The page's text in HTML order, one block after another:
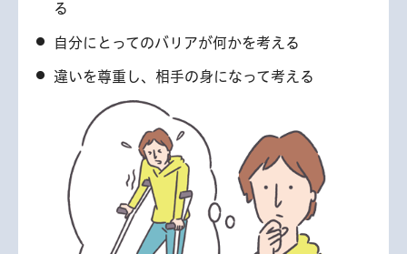
る
自分にとってのバリアが何かを考える
違いを尊重し、相手の身になって考える